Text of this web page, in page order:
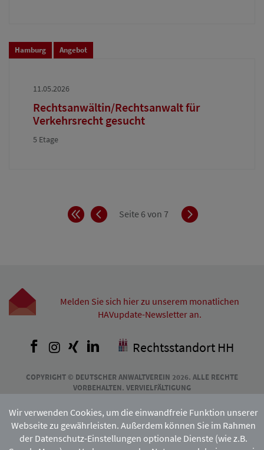
Hamburg Angebot
11.05.2026
Rechtsanwältin/Rechtsanwalt für
Verkehrsrecht gesucht
5 Etage
AnfangZurückSeite 6 von 7 Vorwärts
Melden Sie sich hier zu unserem monatlichen
HAVupdate-Newsletter an.
Facebook
Instagram
XingLinkedInRechtsstandort HH
COPYRIGHT © DEUTSCHER ANWALTVEREIN 2026. ALLE RECHTE
VORBEHALTEN. VERVIELFÄLTIGUNG
HAMBURGISCHEN ANWALTVEREINS.
Mitgliedschaft:
Wir verwenden Cookies, um die einwandfreie Funktion unserer
Webseite zu gewährleisten. Außerdem können Sie im Rahmen
der Datenschutz-Einstellungen optionale Dienste (wie z.B.